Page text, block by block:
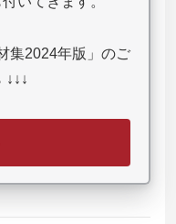
集2024年版」のご
↓↓↓